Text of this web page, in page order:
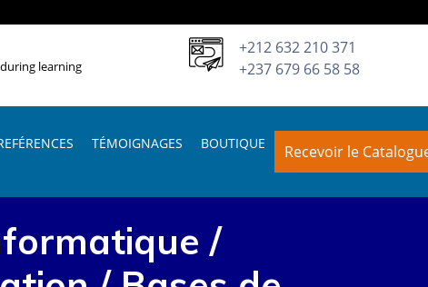
learning
+212 632 210 371
+237 679 66 58 58
TÉMOIGNAGES BOUTIQUE Recevoir le
/